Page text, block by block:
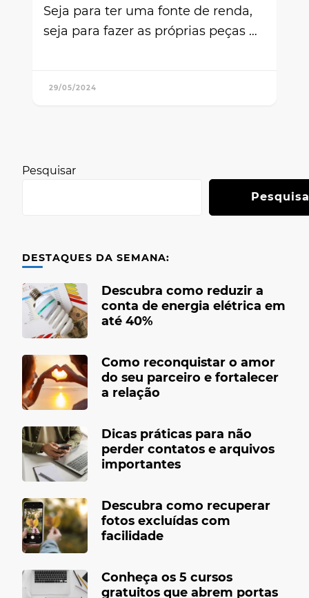
Seja para ter uma fonte de renda,
seja para fazer as próprias peças …
29/05/2024
Pesquisar
DESTAQUES DA SEMANA:
Descubra como reduzir a
conta de energia elétrica em
até 40%
Como reconquistar o amor
do seu parceiro e fortalecer
a relação
Dicas práticas para não
perder contatos e arquivos
importantes
Descubra como recuperar
fotos excluídas com
facilidade
Conheça os 5 cursos
gratuitos que abrem portas